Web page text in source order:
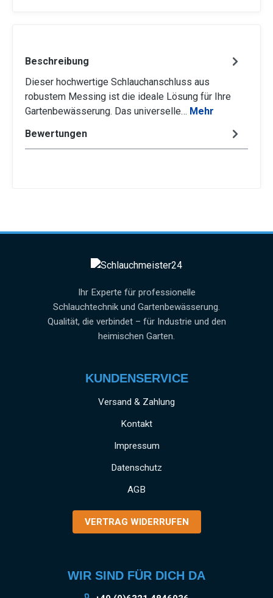
Beschreibung
Dieser hochwertige Schlauchanschluss aus
robustem Messing ist die ideale Lösung für Ihre
Gartenbewässerung. Das universelle… Mehr
Bewertungen
Ihr Experte für professionelle
Schlauchtechnik und Gartenbewässerung.
Qualität, die verbindet – für Industrie und den
heimischen Garten.
KUNDENSERVICE
Versand & Zahlung
Kontakt
Impressum
Datenschutz
AGB
VERTRAG WIDERRUFEN
WIR SIND FÜR DICH DA